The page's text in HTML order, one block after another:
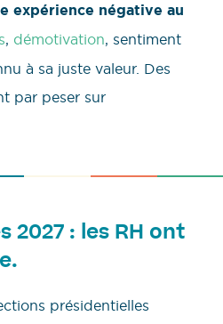
expérience négative au
, démotivation, sentiment
à sa juste valeur. Des
par peser sur
2027 : les RH ont
présidentielles